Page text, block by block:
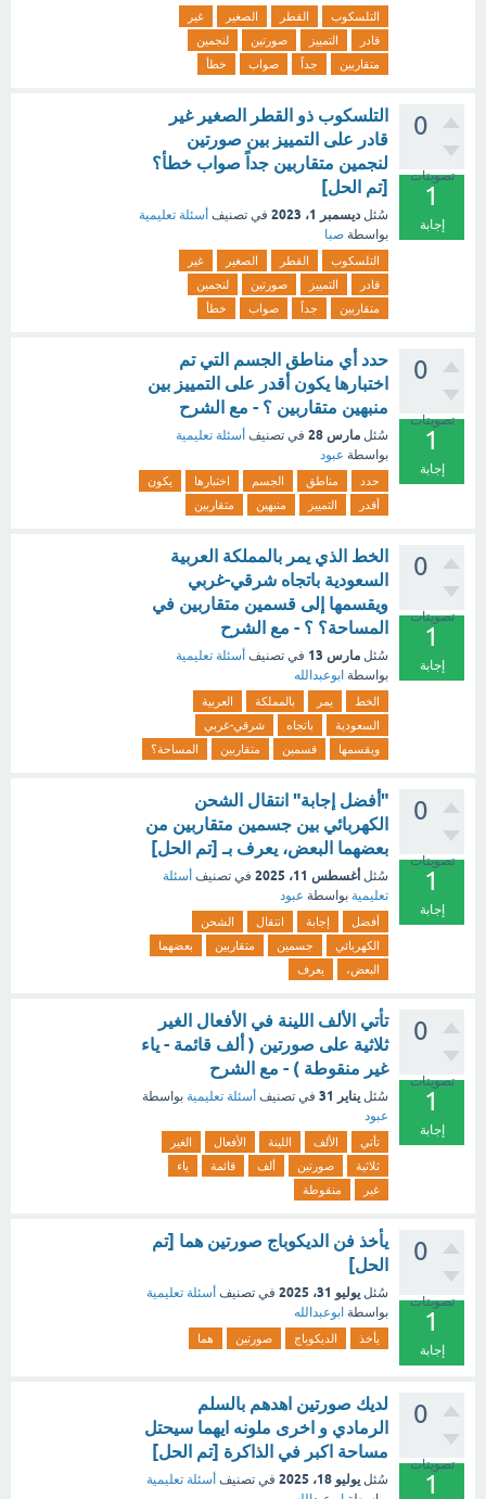
التلسكوب القطر الصغير
غير
قادر
التمييز صورتين
لنجمين
متقاربين
جداً صواب خطأ
0
تصويتات
1
إجابة
التلسكوب ذو القطر الصغير غير
قادر على التمييز بين صورتين
لنجمين متقاربين جداً صواب خطأ؟
[تم الحل]
سُئل ديسمبر 1، 2023 في تصنيف أسئلة تعليمية
بواسطة صبا
التلسكوب القطر الصغير
غير
قادر
التمييز صورتين
لنجمين
متقاربين
جداً صواب خطأ
0
تصويتات
1
إجابة
حدد أي مناطق الجسم التي تم
اختبارها يكون أقدر على التمييز بين
منبهين متقاربين ؟ - مع الشرح
سُئل مارس 28 في تصنيف أسئلة تعليمية
بواسطة عبود
حدد مناطق الجسم اختبارها
يكون
أقدر
التمييز منبهين متقاربين
0
تصويتات
1
إجابة
الخط الذي يمر بالمملكة العربية
السعودية باتجاه شرقي-غربي
ويقسمها إلى قسمين متقاربين في
المساحة؟ ؟ - مع الشرح
سُئل مارس 13 في تصنيف أسئلة تعليمية
بواسطة ابوعبدالله
الخط يمر بالمملكة
العربية
السعودية
باتجاه
شرقي-غربي
ويقسمها
قسمين متقاربين المساحة؟
0
تصويتات
1
إجابة
"أفضل إجابة" انتقال الشحن
الكهربائي بين جسمين متقاربين من
بعضهما البعض، يعرف بـ [تم الحل]
سُئل أغسطس 11، 2025 في تصنيف أسئلة
تعليمية بواسطة عبود
أفضل إجابة انتقال
الشحن
الكهربائي
جسمين متقاربين
بعضهما
البعض،
يعرف
0
تصويتات
1
إجابة
تأتي الألف اللينة في الأفعال الغير
ثلاثية على صورتين ( ألف قائمة - ياء
غير منقوطة ) - مع الشرح
سُئل يناير 31 في تصنيف أسئلة تعليمية بواسطة
عبود
تأتي الألف اللينة الأفعال
الغير
ثلاثية
صورتين ألف قائمة
ياء
غير
منقوطة
0
تصويتات
1
إجابة
يأخذ فن الديكوباج صورتين هما [تم
الحل]
سُئل يوليو 31، 2025 في تصنيف أسئلة تعليمية
بواسطة ابوعبدالله
يأخذ الديكوباج صورتين هما
0
تصويتات
1
لديك صورتين اهدهم بالسلم
الرمادي و اخرى ملونه ايهما سيحتل
مساحة اكبر في الذاكرة [تم الحل]
سُئل يوليو 18، 2025 في تصنيف أسئلة تعليمية